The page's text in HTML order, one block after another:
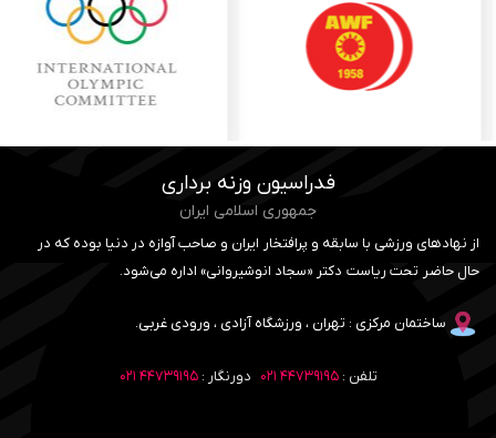
فدراسیون وزنه برداری
جمهوری اسلامی ایران
از نهادهای ورزشی با سابقه و پرافتخار ایران و صاحب آوازه در دنیا بوده که در
حال حاضر تحت ریاست دکتر «سجاد انوشیروانی» اداره می‌شود.
ساختمان مرکزی : تهران ، ورزشگاه آزادی ، ورودی غربی.
تلفن :۴۴۷۳۹۱۹۵ ۰۲۱ دورنگار :۴۴۷۳۹۱۹۵ ۰۲۱